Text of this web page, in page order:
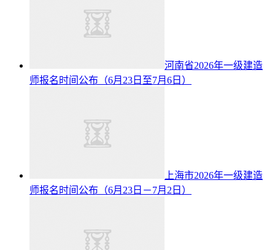
河南省2026年一级建造
师报名时间公布（6月23日至7月6日）
上海市2026年一级建造
师报名时间公布（6月23日－7月2日）